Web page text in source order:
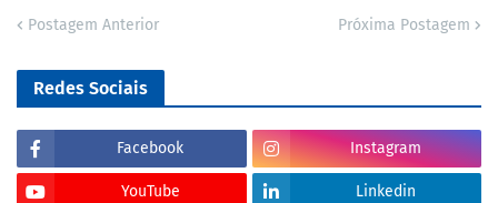
Postagem Anterior Próxima Postagem
Redes Sociais
Facebook Instagram
YouTube Linkedin